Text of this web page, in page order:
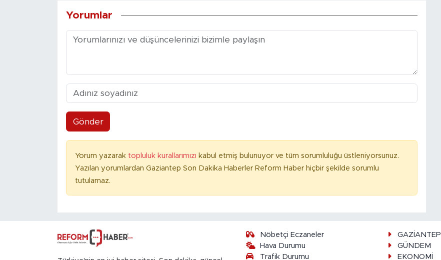
Yorumlar
Gönder
Yorum yazarak topluluk kurallarımızı kabul etmiş bulunuyor ve tüm sorumluluğu üstleniyorsunuz.
Yazılan yorumlardan Gaziantep Son Dakika Haberler Reform Haber hiçbir şekilde sorumlu
tutulamaz.
Nöbetçi Eczaneler
Hava Durumu
Trafik Durumu
GAZİANTEP
GÜNDEM
EKONOMİ